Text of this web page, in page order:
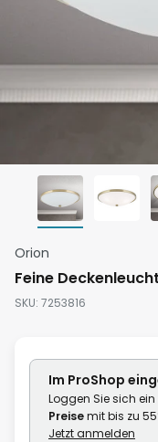
der
Bildgalerie
Orion
Feine
SKU 7253816
Im ProShop
Loggen Sie sich
Preisemit bis zu
Jetzt anmelden